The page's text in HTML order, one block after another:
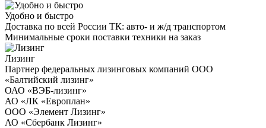
Удобно и быстро
Доставка по всей России ТК: авто- и ж/д транспортом
Минимальные сроки поставки техники на заказ
Лизинг
Партнер федеральных лизинговых компаний ООО
«Балтийский лизинг»
ОАО «ВЭБ-лизинг»
АО «ЛК «Европлан»
ООО «Элемент Лизинг»
АО «Сбербанк Лизинг»